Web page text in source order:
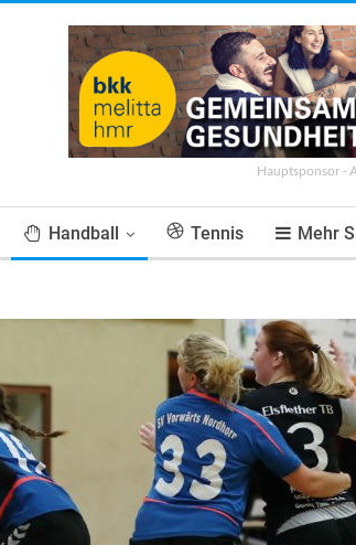
Hauptsponsor -
Handball Tennis Mehr